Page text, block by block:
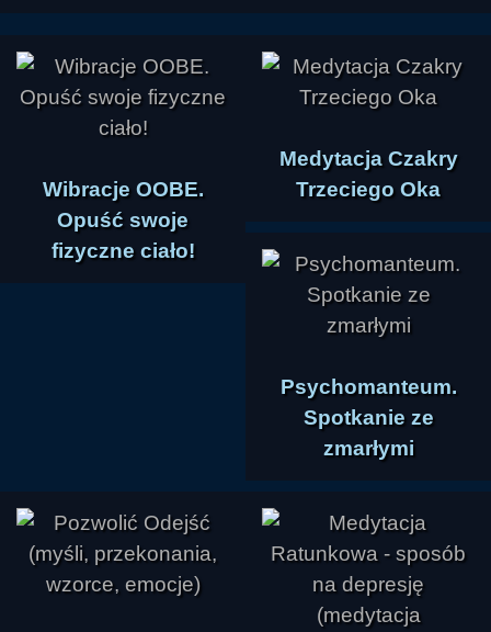
Wibracje OOBE.
Opuść swoje
fizyczne ciało!
Medytacja Czakry
Trzeciego Oka
Psychomanteum.
Spotkanie ze
zmarłymi